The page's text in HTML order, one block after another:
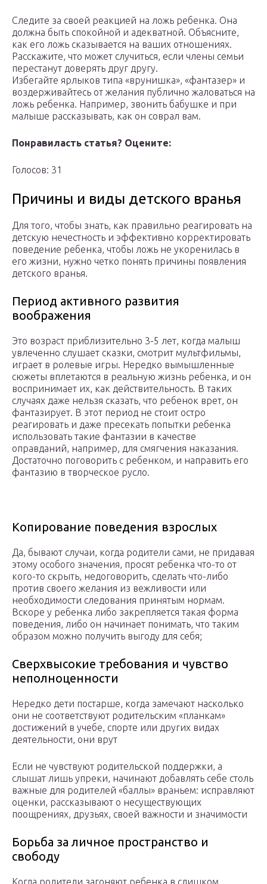
Следите за своей реакцией на ложь ребенка. Она
должна быть спокойной и адекватной. Объясните,
как его ложь сказывается на ваших отношениях.
Расскажите, что может случиться, если члены семьи
перестанут доверять друг другу.
Избегайте ярлыков типа «врунишка», «фантазер» и
воздерживайтесь от желания публично жаловаться на
ложь ребенка. Например, звонить бабушке и при
малыше рассказывать, как он соврал вам.
Понравиласть статья? Оцените:
Голосов: 31
Причины и виды детского вранья
Для того, чтобы знать, как правильно реагировать на
детскую нечестность и эффективно корректировать
поведение ребенка, чтобы ложь не укоренилась в
его жизни, нужно четко понять причины появления
детского вранья.
Период активного развития
воображения
Это возраст приблизительно 3-5 лет, когда малыш
увлеченно слушает сказки, смотрит мультфильмы,
играет в ролевые игры. Нередко вымышленные
сюжеты вплетаются в реальную жизнь ребенка, и он
воспринимает их, как действительность. В таких
случаях даже нельзя сказать, что ребенок врет, он
фантазирует. В этот период не стоит остро
реагировать и даже пресекать попытки ребенка
использовать такие фантазии в качестве
оправданий, например, для смягчения наказания.
Достаточно поговорить с ребенком, и направить его
фантазию в творческое русло.
Копирование поведения взрослых
Да, бывают случаи, когда родители сами, не придавая
этому особого значения, просят ребенка что-то от
кого-то скрыть, недоговорить, сделать что-либо
против своего желания из вежливости или
необходимости следования принятым нормам.
Вскоре у ребенка либо закрепляется такая форма
поведения, либо он начинает понимать, что таким
образом можно получить выгоду для себя;
Сверхвысокие требования и чувство
неполноценности
Нередко дети постарше, когда замечают насколько
они не соответствуют родительским «планкам»
достижений в учебе, спорте или других видах
деятельности, они врут
Если не чувствуют родительской поддержки, а
слышат лишь упреки, начинают добавлять себе столь
важные для родителей «баллы» враньем: исправляют
оценки, рассказывают о несуществующих
поощрениях, друзьях, своей важности и значимости
Борьба за личное пространство и
свободу
Когда родители загоняют ребенка в слишком